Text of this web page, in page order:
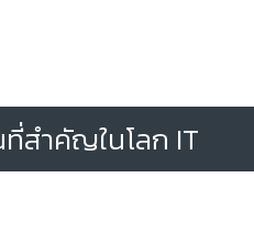
ที่สำคัญในโลก IT